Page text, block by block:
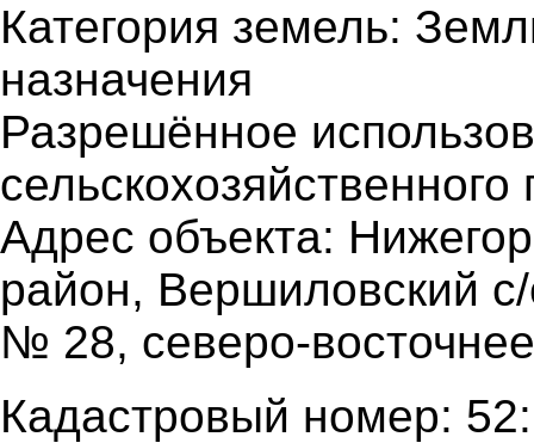
Категория земель:
назначения
Разрешённое
сельскохозяйственного
Адрес объекта:
район, Вершиловский
№ 28, северо-
Кадастровый номер: